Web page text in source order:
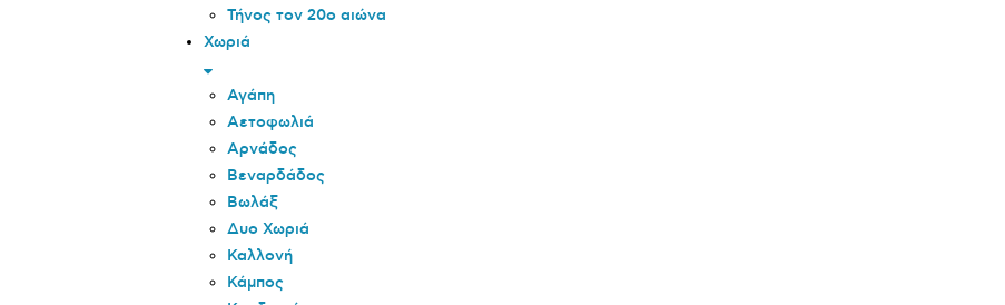
Τήνος τον 20o αιώνα
Χωριά
Αγάπη
Αετοφωλιά
Αρνάδος
Βεναρδάδος
Βωλάξ
Δυο Χωριά
Καλλονή
Κάμπος